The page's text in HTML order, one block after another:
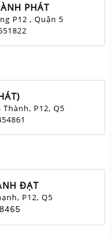
PHÁT
P12 , Quận 5
P12, Q5
ĐẠT
P12, Q5